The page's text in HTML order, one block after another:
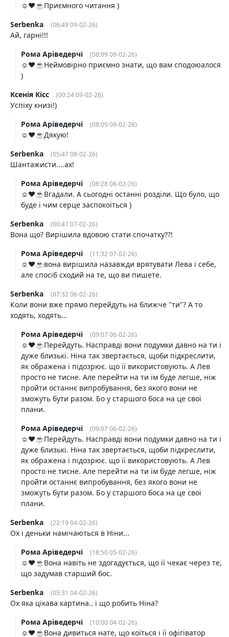
☺️❤️☕️Приємного читання )
Serbenka
(06:49 09-02-26)
Ай, гарні!!!
Рома Аріведерчі
(08:09 09-02-26)
☺️❤️☕️Неймовірно приємно знати, що вам сподоюалося
)
Ксенія Кісс
(00:24 09-02-26)
Успіху книзі!)
Рома Аріведерчі
(08:09 09-02-26)
☺️❤️☕️Дякую!
Serbenka
(05:47 08-02-26)
Шантажисти....ах!
Рома Аріведерчі
(08:28 08-02-26)
☺️❤️☕️Вгадали. А сьогодні останні розділи. Що було, що
буде і чим серце заспокоїться )
Serbenka
(00:47 07-02-26)
Вона що? Вирішила вдовою стати спочатку??!
Рома Аріведерчі
(11:32 07-02-26)
☺️❤️☕️вона вирішила назавжди врятувати Лева і себе,
але спосіб сходий на те, що ви пишете.
Serbenka
(07:32 06-02-26)
Коли вони вже прямо перейдуть на ближче "ти"? А то
ходять, ходять...
Рома Аріведерчі
(09:07 06-02-26)
☺️❤️☕️Перейдуть. Насправді вони подумки давно на ти і
дуже близькі. Ніна так звертається, щоби підкреслити,
як ображена і підозрює. що її використовують. А Лев
просто не тисне. Але перейти на ти їм буде легше, ніж
пройти останнє випробування, без якого вони не
зможуть бути разом. Бо у старшого боса на це свої
плани.
Рома Аріведерчі
(09:07 06-02-26)
☺️❤️☕️Перейдуть. Насправді вони подумки давно на ти і
дуже близькі. Ніна так звертається, щоби підкреслити,
як ображена і підозрює. що її використовують. А Лев
просто не тисне. Але перейти на ти їм буде легше, ніж
пройти останнє випробування, без якого вони не
зможуть бути разом. Бо у старшого боса на це свої
плани.
Serbenka
(22:19 04-02-26)
Ох і деньки намічаються в Ніни...
Рома Аріведерчі
(18:50 05-02-26)
☺️❤️☕️Вона навіть не здогадується, що її чекає через те,
що задумав старший бос.
Serbenka
(05:31 04-02-26)
Ох яка цікава картина.. і що робить Ніна?
Рома Аріведерчі
(10:00 04-02-26)
☺️❤️☕️Вона дивиться нате, що коїться і її офігіватор